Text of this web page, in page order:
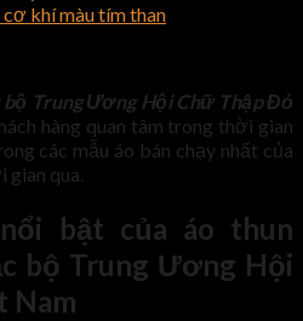
khí màu tím than
Trung Ương Hội Chữ Thập Đỏ
hàng quan tâm trong thời gian
các mẫu áo bán chạy nhất của
gian qua.
bật của áo thun
bộ Trung Ương Hội
Nam